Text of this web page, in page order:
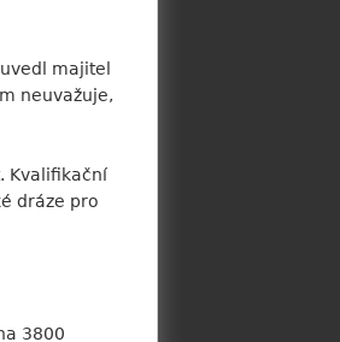
uvedl majitel
neuvažuje,
Kvalifikační
dráze pro
3800